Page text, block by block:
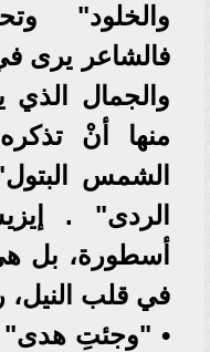
والخلود"
فالشاعر يرى
والجمال الذي
منها أنْ
الشمس
الردى" .
أسطورة، بل
في قلب النيل،
• "وجئتِ هدى"